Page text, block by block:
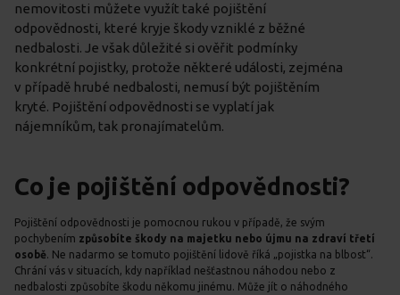
nemovitosti můžete využít také pojištění
odpovědnosti, které kryje škody vzniklé z běžné
nedbalosti. Je však důležité si ověřit podmínky
konkrétní pojistky, protože některé události, zejména
v případě hrubé nedbalosti, nemusí být pojištěním
kryté. Pojištění odpovědnosti se vyplatí jak
nájemníkům, tak pronajímatelům.
Co je pojištění odpovědnosti?
Pojištění odpovědnosti je pomocnou rukou v případě, že svým
pochybením způsobíte škody na majetku nebo újmu na zdraví třetí
osobě . Ne nadarmo se tomuto pojištění lidově říká „pojistka na blbost“.
Chrání vás v situacích, kdy například nešťastnou náhodou nebo z
nedbalosti způsobíte škodu někomu jinému. Může jít o náhodného